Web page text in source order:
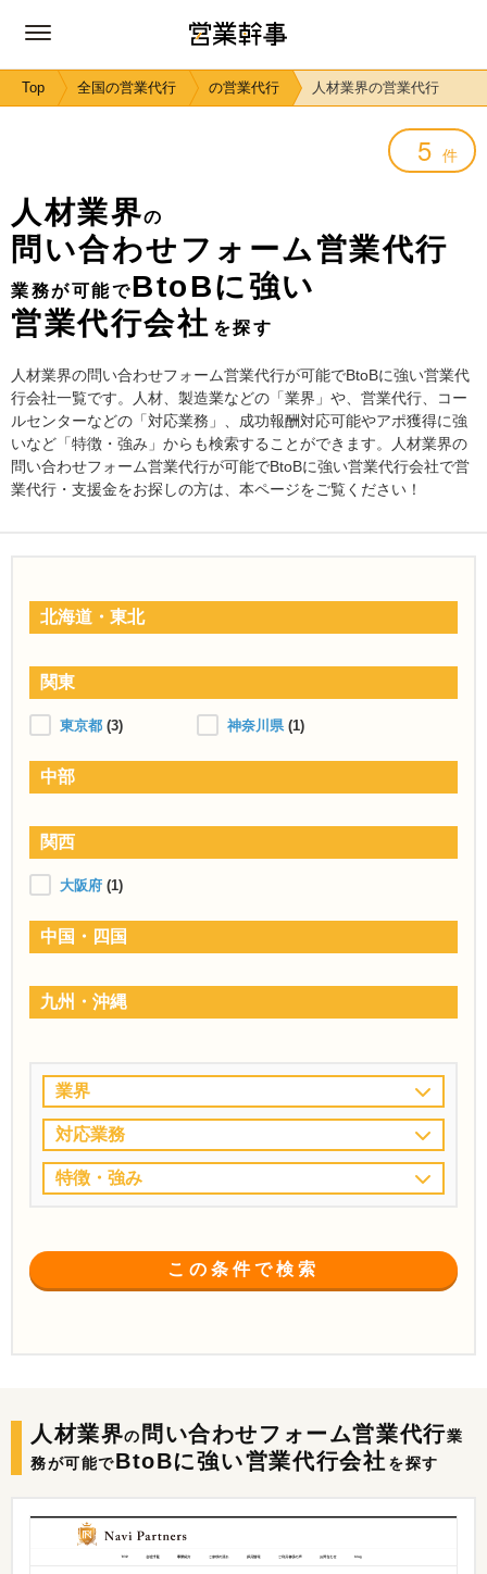
Top 全国の営業代行 の営業代行 人材業界の営業代行
5 件
人材業界の
問い合わせフォーム営業代行
業務が可能でBtoBに強い
営業代行会社 を探す
人材業界の問い合わせフォーム営業代行が可能でBtoBに強い営業代
行会社一覧です。人材、製造業などの「業界」や、営業代行、コー
ルセンターなどの「対応業務」、成功報酬対応可能やアポ獲得に強
いなど「特徴・強み」からも検索することができます。人材業界の
問い合わせフォーム営業代行が可能でBtoBに強い営業代行会社で営
業代行・支援金をお探しの方は、本ページをご覧ください！
北海道・東北
関東
東京都 (3) 神奈川県 (1)
中部
関西
大阪府 (1)
中国・四国
九州・沖縄
業界
対応業務
特徴・強み
この条件で検索
人材業界の 問い合わせフォーム営業代行業
務が可能でBtoBに強い営業代行会社 を探す